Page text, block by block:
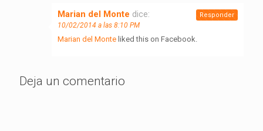
Marian del Monte dice:
10/02/2014 a las 8:10 PM
Marian del Monte liked this on Facebook.
Responder
Deja un comentario